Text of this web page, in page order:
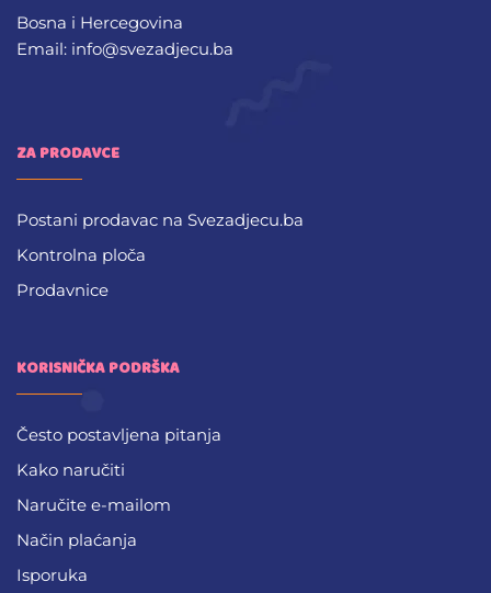
Bosna i Hercegovina
Email: info@svezadjecu.ba
ZA PRODAVCE
Postani prodavac na Svezadjecu.ba
Kontrolna ploča
Prodavnice
KORISNIČKA PODRŠKA
Često postavljena pitanja
Kako naručiti
Naručite e-mailom
Način plaćanja
Isporuka